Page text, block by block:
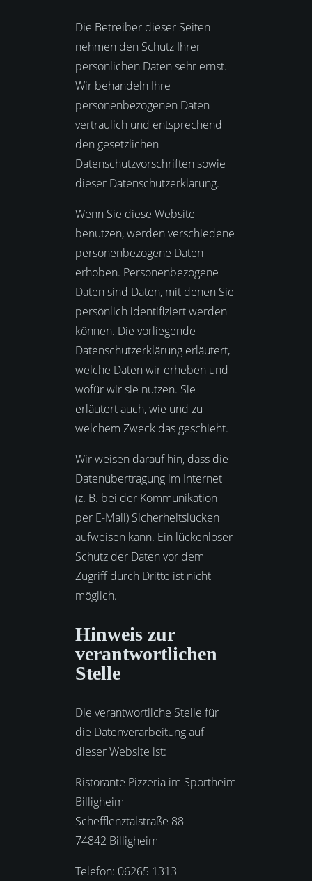
Die Betreiber dieser Seiten
nehmen den Schutz Ihrer
persönlichen Daten sehr ernst.
Wir behandeln Ihre
personenbezogenen Daten
vertraulich und entsprechend
den gesetzlichen
Datenschutzvorschriften sowie
dieser Datenschutzerklärung.
Wenn Sie diese Website
benutzen, werden verschiedene
personenbezogene Daten
erhoben. Personenbezogene
Daten sind Daten, mit denen Sie
persönlich identifiziert werden
können. Die vorliegende
Datenschutzerklärung erläutert,
welche Daten wir erheben und
wofür wir sie nutzen. Sie
erläutert auch, wie und zu
welchem Zweck das geschieht.
Wir weisen darauf hin, dass die
Datenübertragung im Internet
(z. B. bei der Kommunikation
per E-Mail) Sicherheitslücken
aufweisen kann. Ein lückenloser
Schutz der Daten vor dem
Zugriff durch Dritte ist nicht
möglich.
Hinweis zur
verantwortlichen
Stelle
Die verantwortliche Stelle für
die Datenverarbeitung auf
dieser Website ist:
Ristorante Pizzeria im Sportheim
Billigheim
Schefflenztalstraße 88
74842 Billigheim
Telefon: 06265 1313